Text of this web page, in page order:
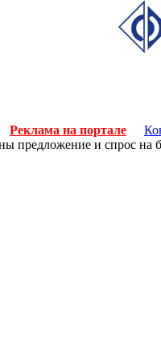
Реклама на портале
предложение и спрос на